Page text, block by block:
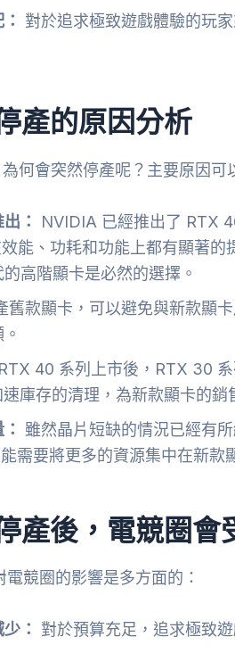
對於追求極致遊戲體驗的玩
產的原因分析
何會突然停產呢？主要原因可
：
NVIDIA 已經推出了 RTX
能、功耗和功能上都有顯著
高階顯卡是必然的選擇。
舊款顯卡，可以避免與新款顯
40 系列上市後，RTX 30
庫存的清理，為新款顯卡的銷
雖然晶片短缺的情況已經有
需要將更多的資源集中在新款
產後，電競圈會
競圈的影響是多方面的：
： 對於預算充足，追求極致